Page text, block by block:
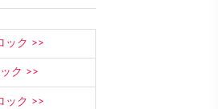
ック
ク
ック